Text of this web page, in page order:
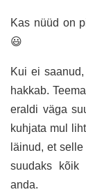
Kas nüüd on
😃
Kui ei
hakkab.
eraldi väga
kuhjata mul
läinud, et
suudaks kõik
anda.